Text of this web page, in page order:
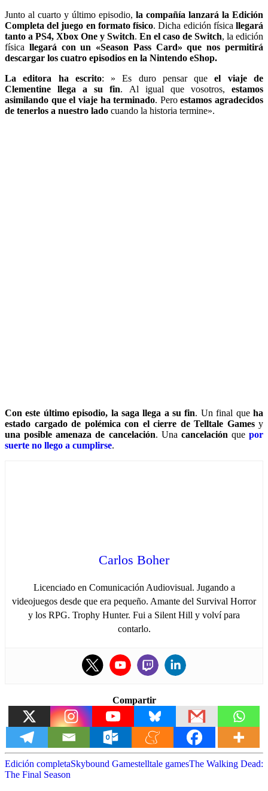
Junto al cuarto y último episodio, la compañía lanzará la Edición
Completa del juego en formato físico. Dicha edición físicallegará
tanto a PS4, Xbox One y Switch. En el caso de Switch, la edición
física llegará con un «Season Pass Card» que nos permitirá
descargar los cuatro episodios en la Nintendo eShop.
La editora ha escrito: » Es duro pensar queel viaje de
Clementine llega a su fin. Al igual que vosotros,estamos
asimilando que el viaje ha terminado. Peroestamos agradecidos
de tenerlos a nuestro lado cuando la historia termine».
Con este último episodio, la saga llega a su fin. Un final queha
estado cargado de polémica con el cierre de Telltale Gamesy
una posible amenaza de cancelación. Una cancelación que por
suerte no llego a cumplirse.
Carlos Boher
Licenciado en Comunicación Audiovisual. Jugando a
videojuegos desde que era pequeño. Amante del Survival Horror
y los RPG. Trophy Hunter. Fui a Silent Hill y volví para
contarlo.
Compartir
Edición completaSkybound Gamestelltale gamesThe Walking Dead:
The Final Season